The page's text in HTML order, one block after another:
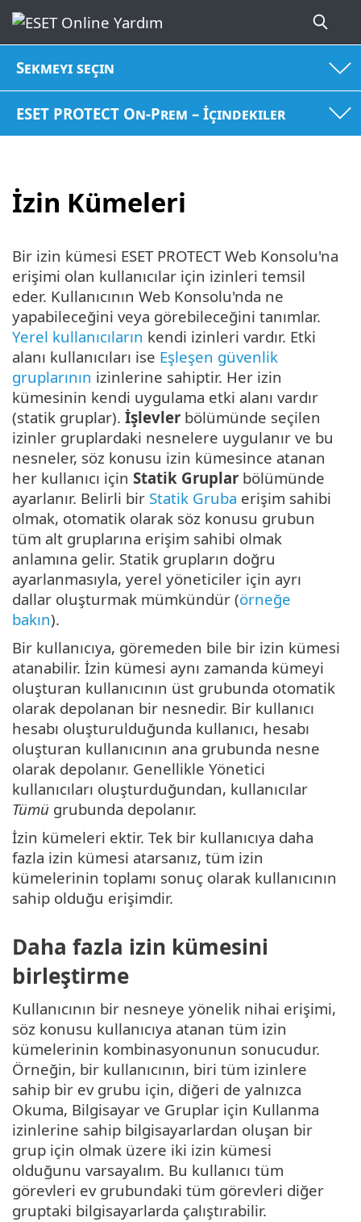
Sekmeyi seçin
ESET PROTECT On-Prem – İçindekiler
İzin Kümeleri
Bir izin kümesi ESET PROTECT Web Konsolu'na
erişimi olan kullanıcılar için izinleri temsil
eder. Kullanıcının Web Konsolu'nda ne
yapabileceğini veya görebileceğini tanımlar.
Yerel kullanıcıların kendi izinleri vardır. Etki
alanı kullanıcıları ise Eşleşen güvenlik
gruplarının izinlerine sahiptir. Her izin
kümesinin kendi uygulama etki alanı vardır
(statik gruplar). İşlevler bölümünde seçilen
izinler gruplardaki nesnelere uygulanır ve bu
nesneler, söz konusu izin kümesince atanan
her kullanıcı için Statik Gruplar bölümünde
ayarlanır. Belirli bir Statik Gruba erişim sahibi
olmak, otomatik olarak söz konusu grubun
tüm alt gruplarına erişim sahibi olmak
anlamına gelir. Statik grupların doğru
ayarlanmasıyla, yerel yöneticiler için ayrı
dallar oluşturmak mümkündür (örneğe
bakın).
Bir kullanıcıya, göremeden bile bir izin kümesi
atanabilir. İzin kümesi aynı zamanda kümeyi
oluşturan kullanıcının üst grubunda otomatik
olarak depolanan bir nesnedir. Bir kullanıcı
hesabı oluşturulduğunda kullanıcı, hesabı
oluşturan kullanıcının ana grubunda nesne
olarak depolanır. Genellikle Yönetici
kullanıcıları oluşturduğundan, kullanıcılar
Tümü grubunda depolanır.
İzin kümeleri ektir. Tek bir kullanıcıya daha
fazla izin kümesi atarsanız, tüm izin
kümelerinin toplamı sonuç olarak kullanıcının
sahip olduğu erişimdir.
Daha fazla izin kümesini
birleştirme
Kullanıcının bir nesneye yönelik nihai erişimi,
söz konusu kullanıcıya atanan tüm izin
kümelerinin kombinasyonunun sonucudur.
Örneğin, bir kullanıcının, biri tüm izinlere
sahip bir ev grubu için, diğeri de yalnızca
Okuma, Bilgisayar ve Gruplar için Kullanma
izinlerine sahip bilgisayarlardan oluşan bir
grup için olmak üzere iki izin kümesi
olduğunu varsayalım. Bu kullanıcı tüm
görevleri ev grubundaki tüm görevleri diğer
gruptaki bilgisayarlarda çalıştırabilir.